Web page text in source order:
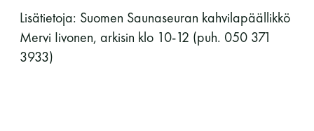
saunakulttuuria ja pyrkii kehittämään suomalaista
saunaa ja edistämään sitä koskevaa tutkimusta.
Lisätietoja: Suomen Saunaseuran kahvilapäällikkö
Mervi Iivonen, arkisin klo 10-12 (puh. 050 371
3933)